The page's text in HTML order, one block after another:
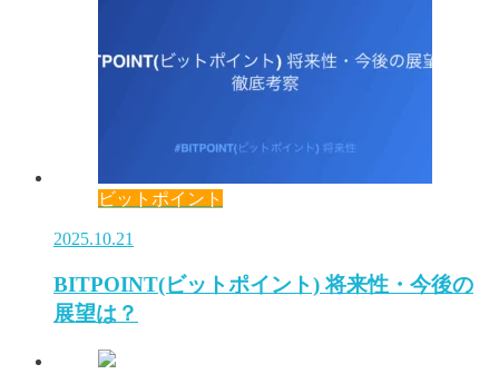
ビットポイント
2025.10.21
BITPOINT(ビットポイント) 将来性・今後の
展望は？